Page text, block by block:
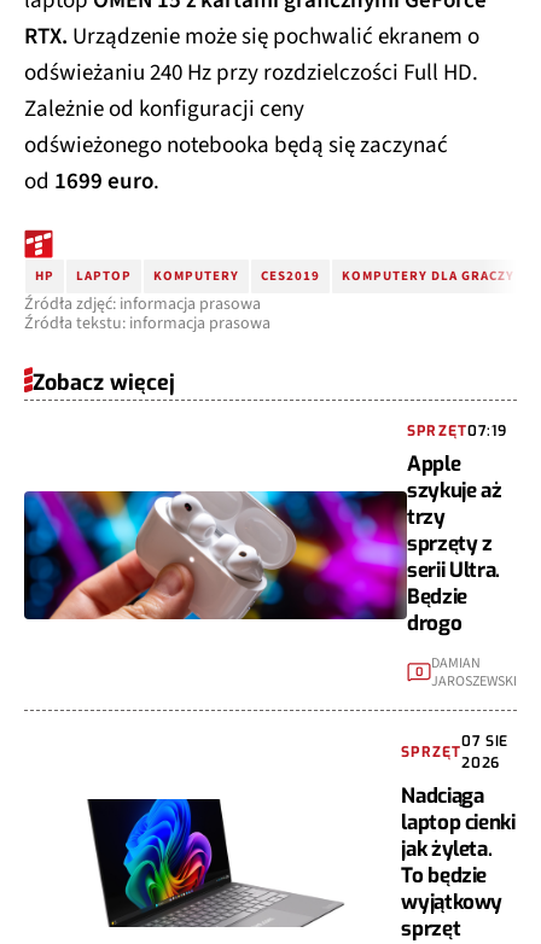
RTX. Urządzenie może się pochwalić ekranem o
odświeżaniu 240 Hz przy rozdzielczości Full HD.
Zależnie od konfiguracji ceny
odświeżonego notebooka będą się zaczynać
od 1699 euro.
HP LAPTOP KOMPUTERY CES2019 KOMPUTERY DLA GRACZY
Źródła zdjęć: informacja prasowa
Źródła tekstu: informacja prasowa
Zobacz więcej
SPRZĘT07:19
Apple
szykuje aż
trzy
sprzęty z
serii Ultra.
Będzie
drogo
0
DAMIAN
JAROSZEWSKI
SPRZĘT
07 SIE
2026
Nadciąga
laptop cienki
jak żyleta.
To będzie
wyjątkowy
sprzęt